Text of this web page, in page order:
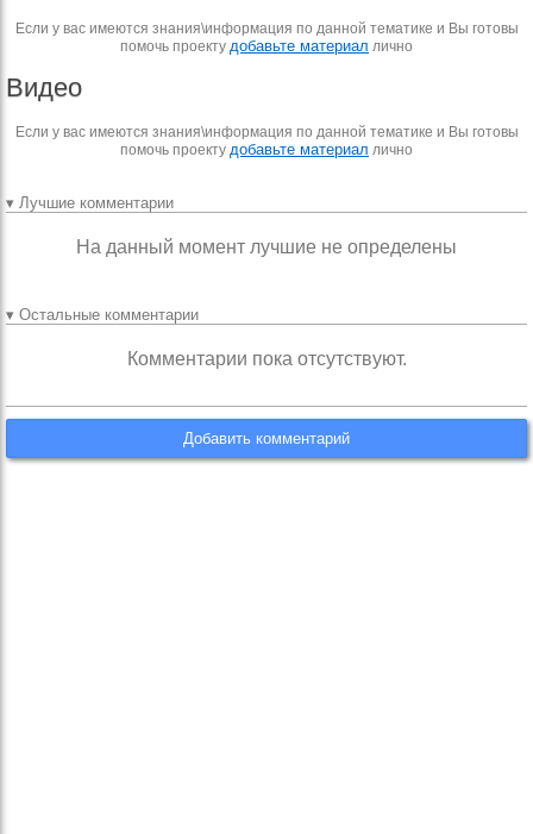
Если у вас имеются знания\информация по данной тематике и Вы готовы
помочь проекту добавьте материал лично
Видео
Если у вас имеются знания\информация по данной тематике и Вы готовы
помочь проекту добавьте материал лично
▾ Лучшие комментарии
На данный момент лучшие не определены
▾ Остальные комментарии
Комментарии пока отсутствуют.
Добавить комментарий